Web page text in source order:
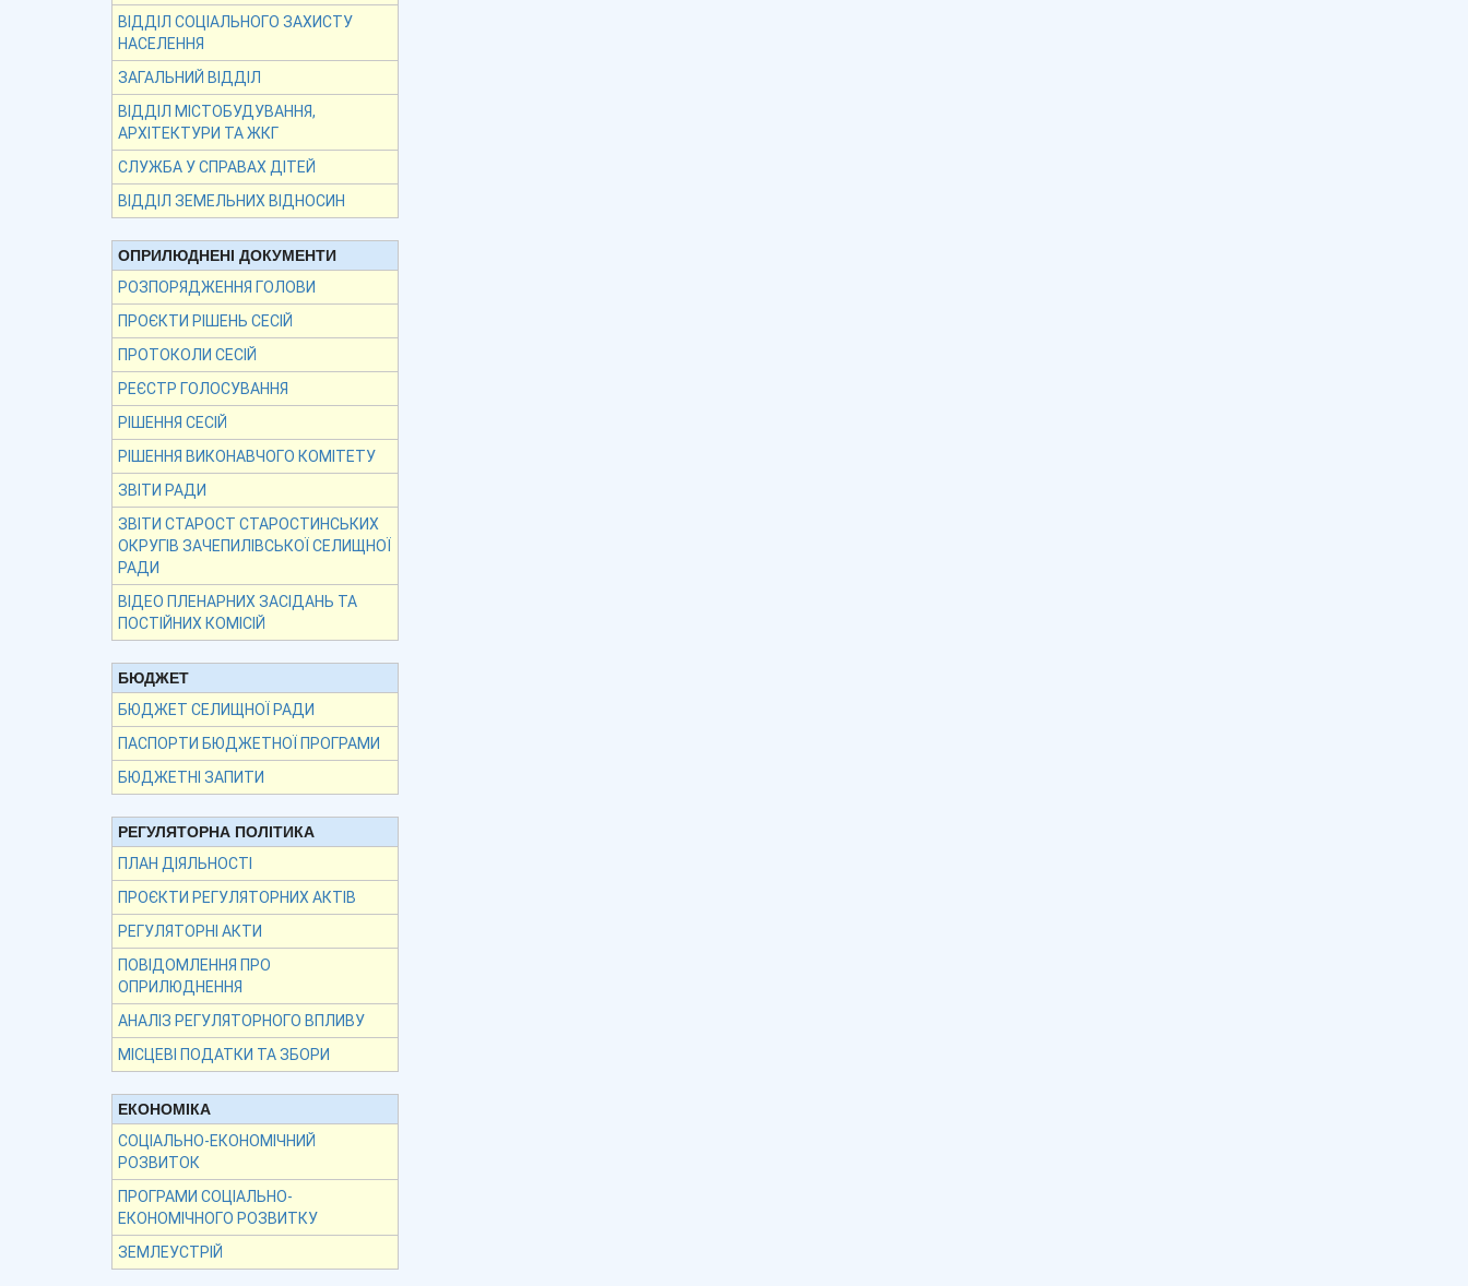
ВІДДІЛ СОЦІАЛЬНОГО ЗАХИСТУ
НАСЕЛЕННЯ
ЗАГАЛЬНИЙ ВІДДІЛ
ВІДДІЛ МІСТОБУДУВАННЯ,
АРХІТЕКТУРИ ТА ЖКГ
СЛУЖБА У СПРАВАХ ДІТЕЙ
ВІДДІЛ ЗЕМЕЛЬНИХ ВІДНОСИН
ОПРИЛЮДНЕНІ ДОКУМЕНТИ
РОЗПОРЯДЖЕННЯ ГОЛОВИ
ПРОЄКТИ РІШЕНЬ СЕСІЙ
ПРОТОКОЛИ СЕСІЙ
РЕЄСТР ГОЛОСУВАННЯ
РІШЕННЯ СЕСІЙ
РІШЕННЯ ВИКОНАВЧОГО КОМІТЕТУ
ЗВІТИ РАДИ
ЗВІТИ СТАРОСТ СТАРОСТИНСЬКИХ
ОКРУГІВ ЗАЧЕПИЛІВСЬКОЇ СЕЛИЩНОЇ
РАДИ
ВІДЕО ПЛЕНАРНИХ ЗАСІДАНЬ ТА
ПОСТІЙНИХ КОМІСІЙ
БЮДЖЕТ
БЮДЖЕТ СЕЛИЩНОЇ РАДИ
ПАСПОРТИ БЮДЖЕТНОЇ ПРОГРАМИ
БЮДЖЕТНІ ЗАПИТИ
РЕГУЛЯТОРНА ПОЛІТИКА
ПЛАН ДІЯЛЬНОСТІ
ПРОЄКТИ РЕГУЛЯТОРНИХ АКТІВ
РЕГУЛЯТОРНІ АКТИ
ПОВІДОМЛЕННЯ ПРО
ОПРИЛЮДНЕННЯ
АНАЛІЗ РЕГУЛЯТОРНОГО ВПЛИВУ
МІСЦЕВІ ПОДАТКИ ТА ЗБОРИ
ЕКОНОМІКА
СОЦІАЛЬНО-ЕКОНОМІЧНИЙ
РОЗВИТОК
ПРОГРАМИ СОЦІАЛЬНО-
ЕКОНОМІЧНОГО РОЗВИТКУ
ЗЕМЛЕУСТРІЙ